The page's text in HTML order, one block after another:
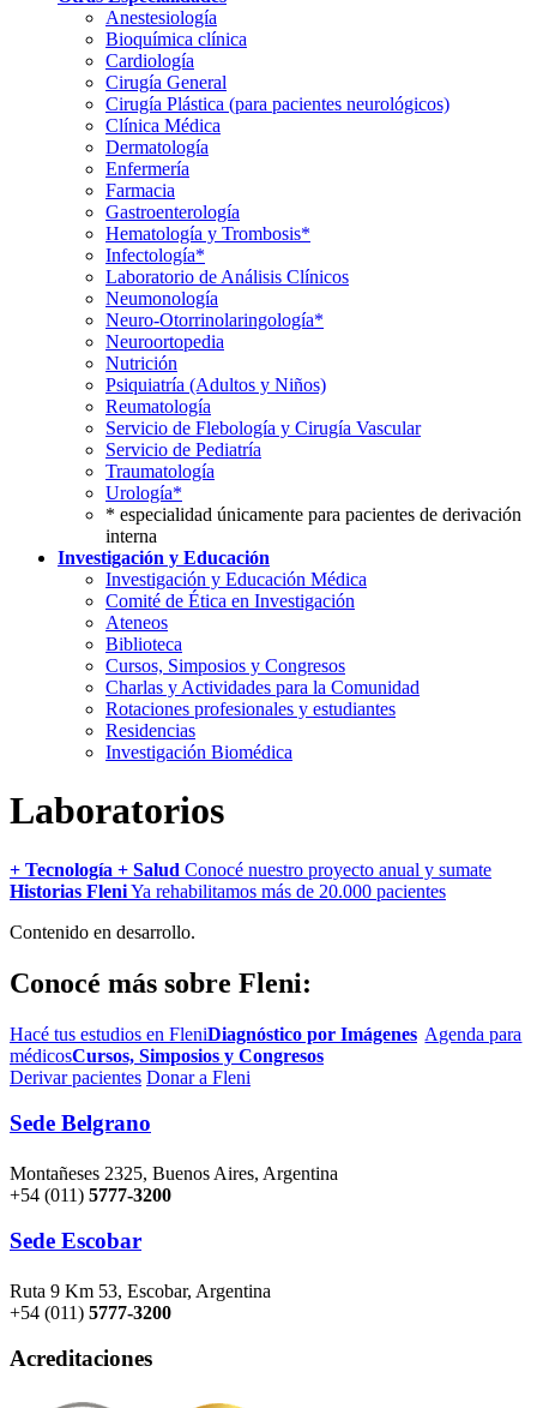
Anestesiología
Bioquímica clínica
Cardiología
Cirugía General
Cirugía Plástica (para pacientes neurológicos)
Clínica Médica
Dermatología
Enfermería
Farmacia
Gastroenterología
Hematología y Trombosis*
Infectología*
Laboratorio de Análisis Clínicos
Neumonología
Neuro-Otorrinolaringología*
Neuroortopedia
Nutrición
Psiquiatría (Adultos y Niños)
Reumatología
Servicio de Flebología y Cirugía Vascular
Servicio de Pediatría
Traumatología
Urología*
* especialidad únicamente para pacientes de derivación
interna
Investigación y Educación
Investigación y Educación Médica
Comité de Ética en Investigación
Ateneos
Biblioteca
Cursos, Simposios y Congresos
Charlas y Actividades para la Comunidad
Rotaciones profesionales y estudiantes
Residencias
Investigación Biomédica
Laboratorios
+ Tecnología + Salud Conocé nuestro proyecto anual y sumate
Historias FleniYa rehabilitamos más de 20.000 pacientes
Contenido en desarrollo.
Conocé más sobre Fleni:
Hacé tus estudios en FleniDiagnóstico por Imágenes Agenda para
médicosCursos, Simposios y Congresos
Derivar pacientes Donar a Fleni
Sede Belgrano
Montañeses 2325, Buenos Aires, Argentina
+54 (011) 5777-3200
Sede Escobar
Ruta 9 Km 53, Escobar, Argentina
+54 (011) 5777-3200
Acreditaciones